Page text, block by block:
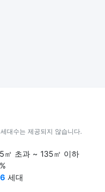
대수는 제공되지 않습니다.
㎡ 초과 ~ 135㎡ 이하
세대